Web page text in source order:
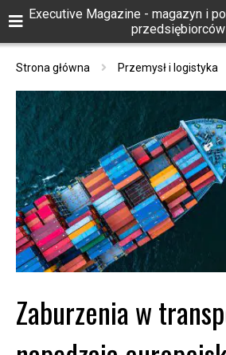
Executive Magazine - magazyn i
przedsiębiorców
Strona główna Przemysł i logistyka
Zaburzenia w